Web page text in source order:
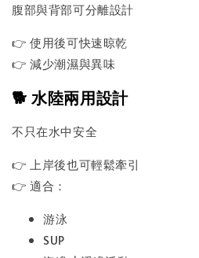
腹部與背部可分離設計
👉 使用後可快速晾乾
👉 減少潮濕與異味
🐕 水陸兩用設計
不只在水中安全
👉 上岸後也可輕鬆牽引
👉 適合：
游泳
SUP